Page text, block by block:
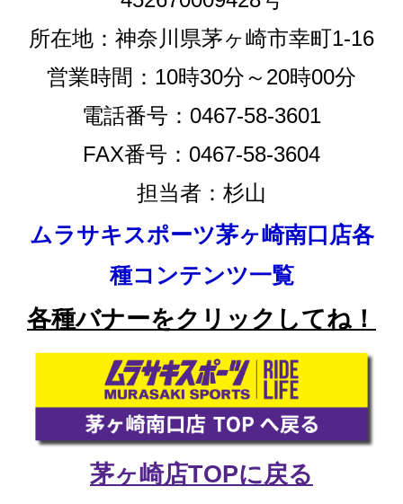
所在地：神奈川県茅ヶ崎市幸町1-16
営業時間：10時30分～20時00分
電話番号：0467-58-3601
FAX番号：0467-58-3604
担当者：杉山
ムラサキスポーツ茅ヶ崎南口店各
種コンテンツ一覧
各種バナーをクリックしてね！
茅ヶ崎店TOPに戻る